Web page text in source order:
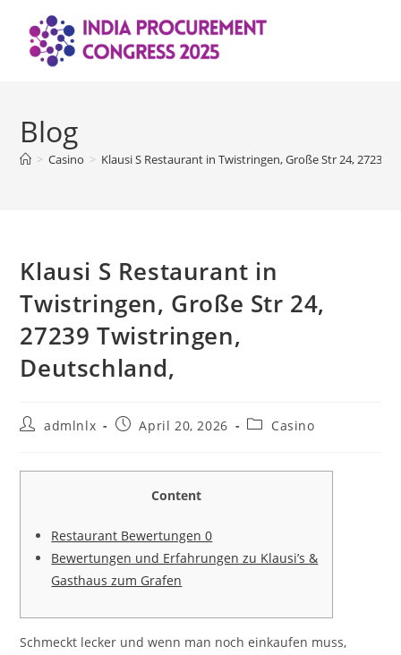
content
Blog
> Casino > Klausi S Restaurant in Twistringen, Große Str 24, 27239
Klausi S Restaurant in
Twistringen, Große Str 24,
27239 Twistringen,
Deutschland,
Postadmlnlx
PostApril 20, 2026
PostCasino
Content
Restaurant Bewertungen 0
Bewertungen und Erfahrungen zu Klausi’s &
Gasthaus zum Grafen
Schmeckt lecker und wenn man noch einkaufen muss,